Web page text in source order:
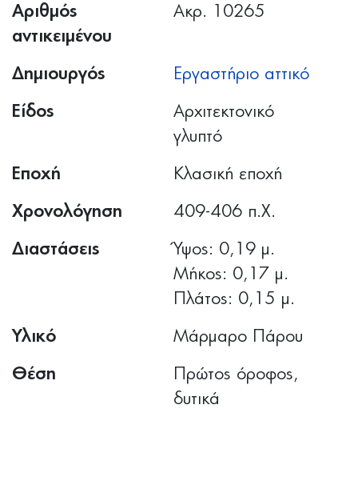
Αριθμός
αντικειμένου
Ακρ. 10265
Δημιουργός Εργαστήριο αττικό
Είδος
Αρχιτεκτονικό
γλυπτό
Εποχή Κλασική εποχή
Χρονολόγηση 409-406 π.Χ.
Διαστάσεις
Ύψος: 0,19 μ.
Μήκος: 0,17 μ.
Πλάτος: 0,15 μ.
Υλικό Μάρμαρο Πάρου
Θέση
Πρώτος όροφος,
δυτικά